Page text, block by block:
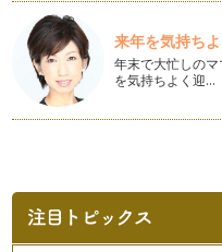
ハロウィンの次に来るのは
「イースター」ってご存知
いるイベントのひとつ。雑
おうちで可愛くオシャレな
女の子のすこやかな成長を
海外発のアイテムで、昨年
「ジャイアントペーパーフ
来年を気持ち
年末で大忙しの
を気持ちよく迎…